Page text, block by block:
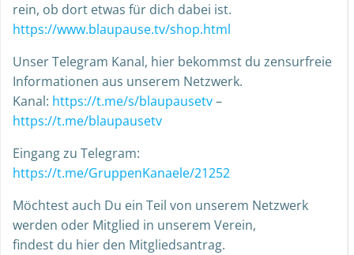
rein, ob dort etwas für dich dabei ist.
https://www.blaupause.tv/shop.html
Unser Telegram Kanal, hier bekommst du zensurfreie
Informationen aus unserem Netzwerk.
Kanal: https://t.me/s/blaupausetv–
https://t.me/blaupausetv
Eingang zu Telegram:
https://t.me/GruppenKanaele/21252
Möchtest auch Du ein Teil von unserem Netzwerk
werden oder Mitglied in unserem Verein,
findest du hier den Mitgliedsantrag.